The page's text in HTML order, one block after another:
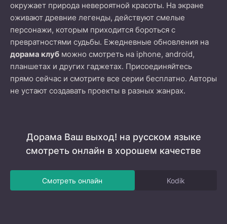
окружает природа невероятной красоты. На экране
оживают древние легенды, действуют смелые
персонажи, которым приходится бороться с
превратностями судьбы. Ежедневные обновления на
дорама клуб можно смотреть на iphone, android,
планшетах и других гаджетах. Присоединяйтесь
прямо сейчас и смотрите все серии бесплатно. Авторы
не устают создавать проекты в разных жанрах.
Дорама Ваш выход! на русском языке
смотреть онлайн в хорошем качестве
Смотреть онлайн Kodik